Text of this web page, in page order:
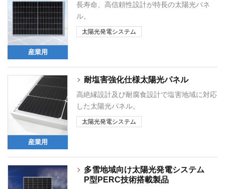
産業用
長寿命、高信頼性設計が特長の太陽光パネ
ル。
太陽光発電システム
産業用
耐塩害強化仕様太陽光パネル
高絶縁設計及び耐腐食設計で塩害地域に対応
した太陽光パネル。
太陽光発電システム
多雪地域向け太陽光発電システム
P型PERC技術搭載製品